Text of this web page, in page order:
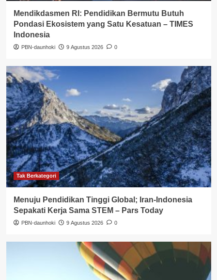
Mendikdasmen RI: Pendidikan Bermutu Butuh
Pondasi Ekosistem yang Satu Kesatuan – TIMES
Indonesia
PBN-daunhoki 9 Agustus 2026 0
Tak Berkategori
Menuju Pendidikan Tinggi Global; Iran-Indonesia
Sepakati Kerja Sama STEM – Pars Today
PBN-daunhoki 9 Agustus 2026 0